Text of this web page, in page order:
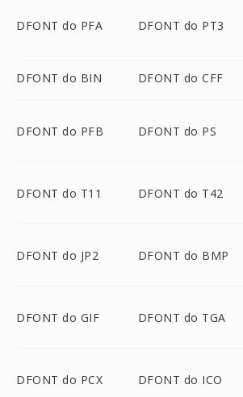
DFONT do PFA DFONT do PT3
DFONT do BIN DFONT do CFF
DFONT do PFB DFONT do PS
DFONT do T11 DFONT do T42
DFONT do JP2 DFONT do BMP
DFONT do GIF DFONT do TGA
DFONT do PCX DFONT do ICO